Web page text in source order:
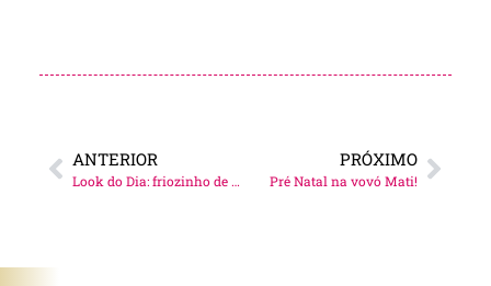
ANTERIOR
Look do Dia: friozinho de SP!
PRÓXIMO
Pré Natal na vovó Mati!